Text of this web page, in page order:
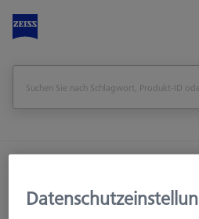
ZEISS Messstrategien Cookbook -